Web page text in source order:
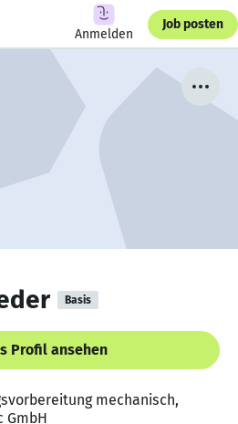
Anmelden
Job posten
Basis
Profil ansehen
mechanisch,
GmbH